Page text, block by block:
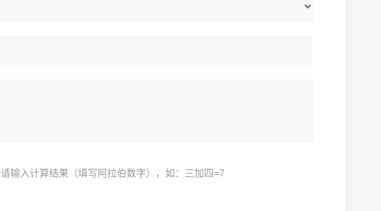
请输入计算结果（填写阿拉伯数字），如：三加四=7